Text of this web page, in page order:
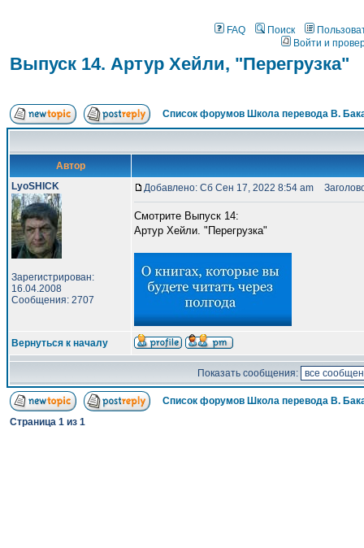
FAQ Поиск
Войти и
Выпуск 14. Артур Хейли, "Перегрузка"
Список форумов Школа перевода В.
Автор
LyoSHICK
Зарегистрирован:
16.04.2008
Сообщения: 2707
Добавлено: Сб Сен 17, 2022 8:54 am
Смотрите Выпуск 14:
Артур Хейли. "Перегрузка"
Вернуться к началу
Показать сообщения:
Список форумов Школа перевода В.
Страница 1 из 1